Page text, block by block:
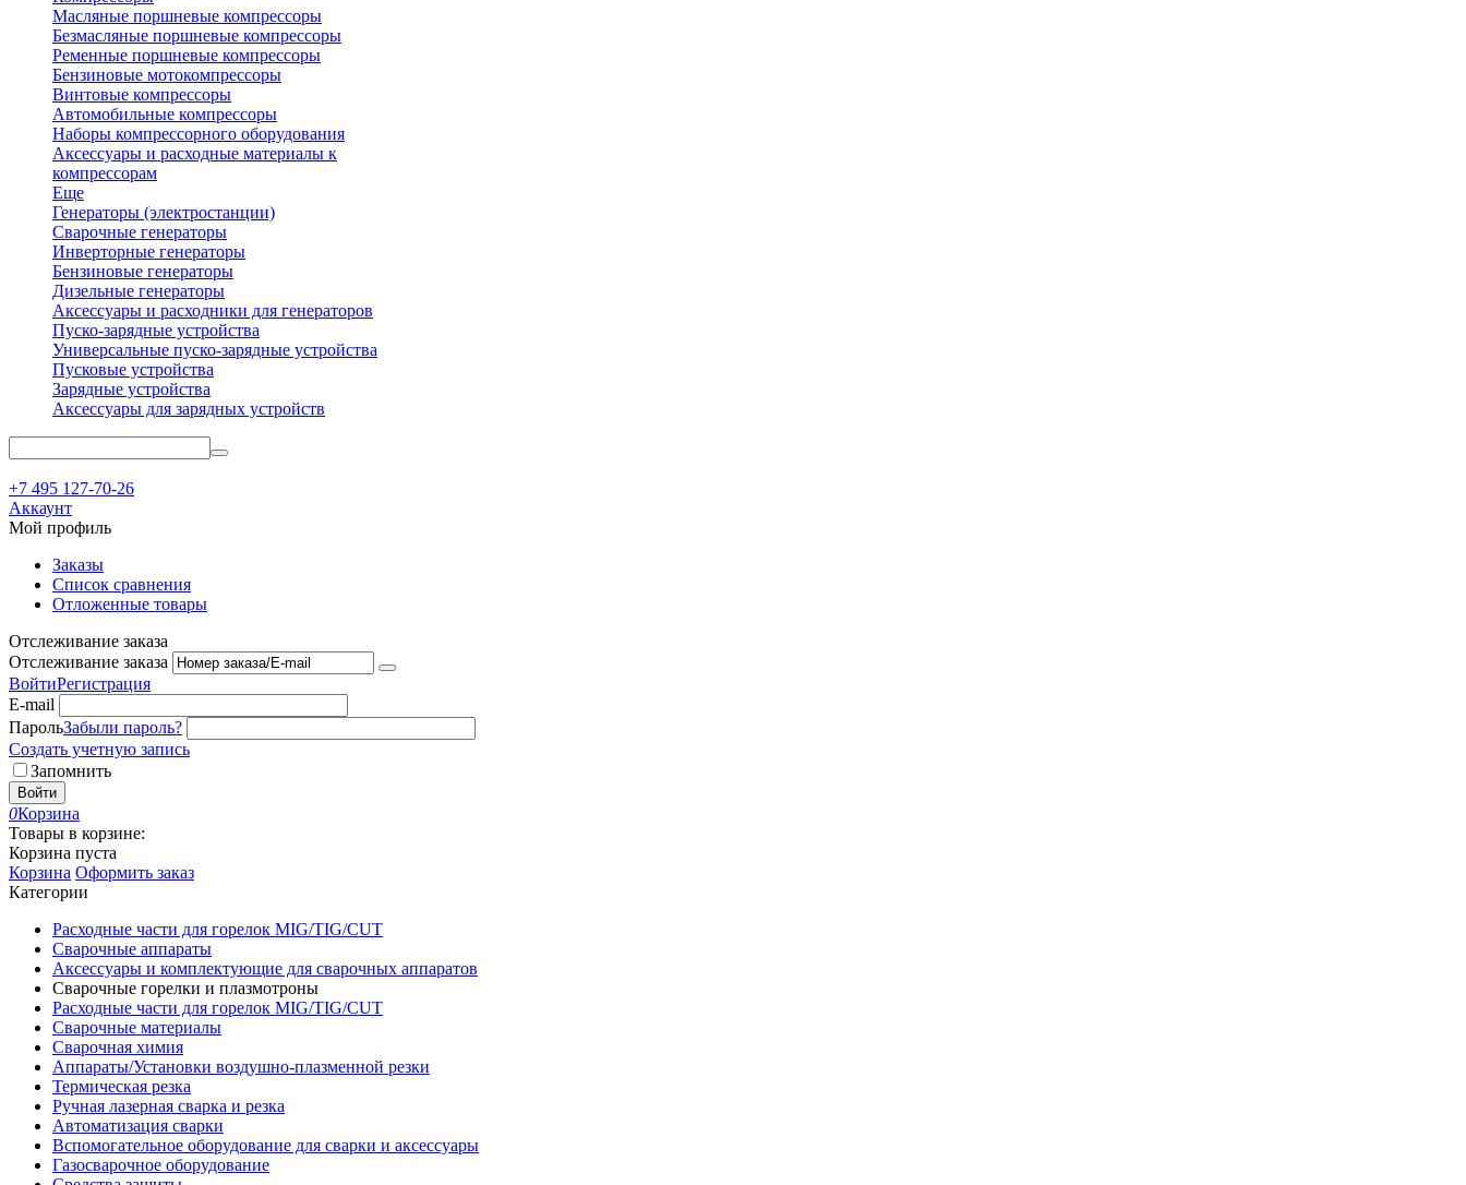
Масляные поршневые компрессоры
Безмасляные поршневые компрессоры
Ременные поршневые компрессоры
Бензиновые мотокомпрессоры
Винтовые компрессоры
Автомобильные компрессоры
Наборы компрессорного оборудования
Аксессуары и расходные материалы к
компрессорам
Еще
Генераторы (электростанции)
Сварочные генераторы
Инверторные генераторы
Бензиновые генераторы
Дизельные генераторы
Аксессуары и расходники для генераторов
Пуско-зарядные устройства
Универсальные пуско-зарядные устройства
Пусковые устройства
Зарядные устройства
Аксессуары для зарядных устройств
+7 495 127-70-26
Аккаунт
Мой профиль
Заказы
Список сравнения
Отложенные товары
Отслеживание заказа
Отслеживание заказа
ВойтиРегистрация
E-mail
ПарольЗабыли пароль?
Создать учетную запись
Запомнить
Войти
0Корзина
Товары в корзине:
Корзина пуста
Корзина Оформить заказ
Категории
Расходные части для горелок MIG/TIG/CUT
Сварочные аппараты
Аксессуары и комплектующие для сварочных аппаратов
Сварочные горелки и плазмотроны
Расходные части для горелок MIG/TIG/CUT
Сварочные материалы
Сварочная химия
Аппараты/Установки воздушно-плазменной резки
Термическая резка
Ручная лазерная сварка и резка
Автоматизация сварки
Вспомогательное оборудование для сварки и аксессуары
Газосварочное оборудование